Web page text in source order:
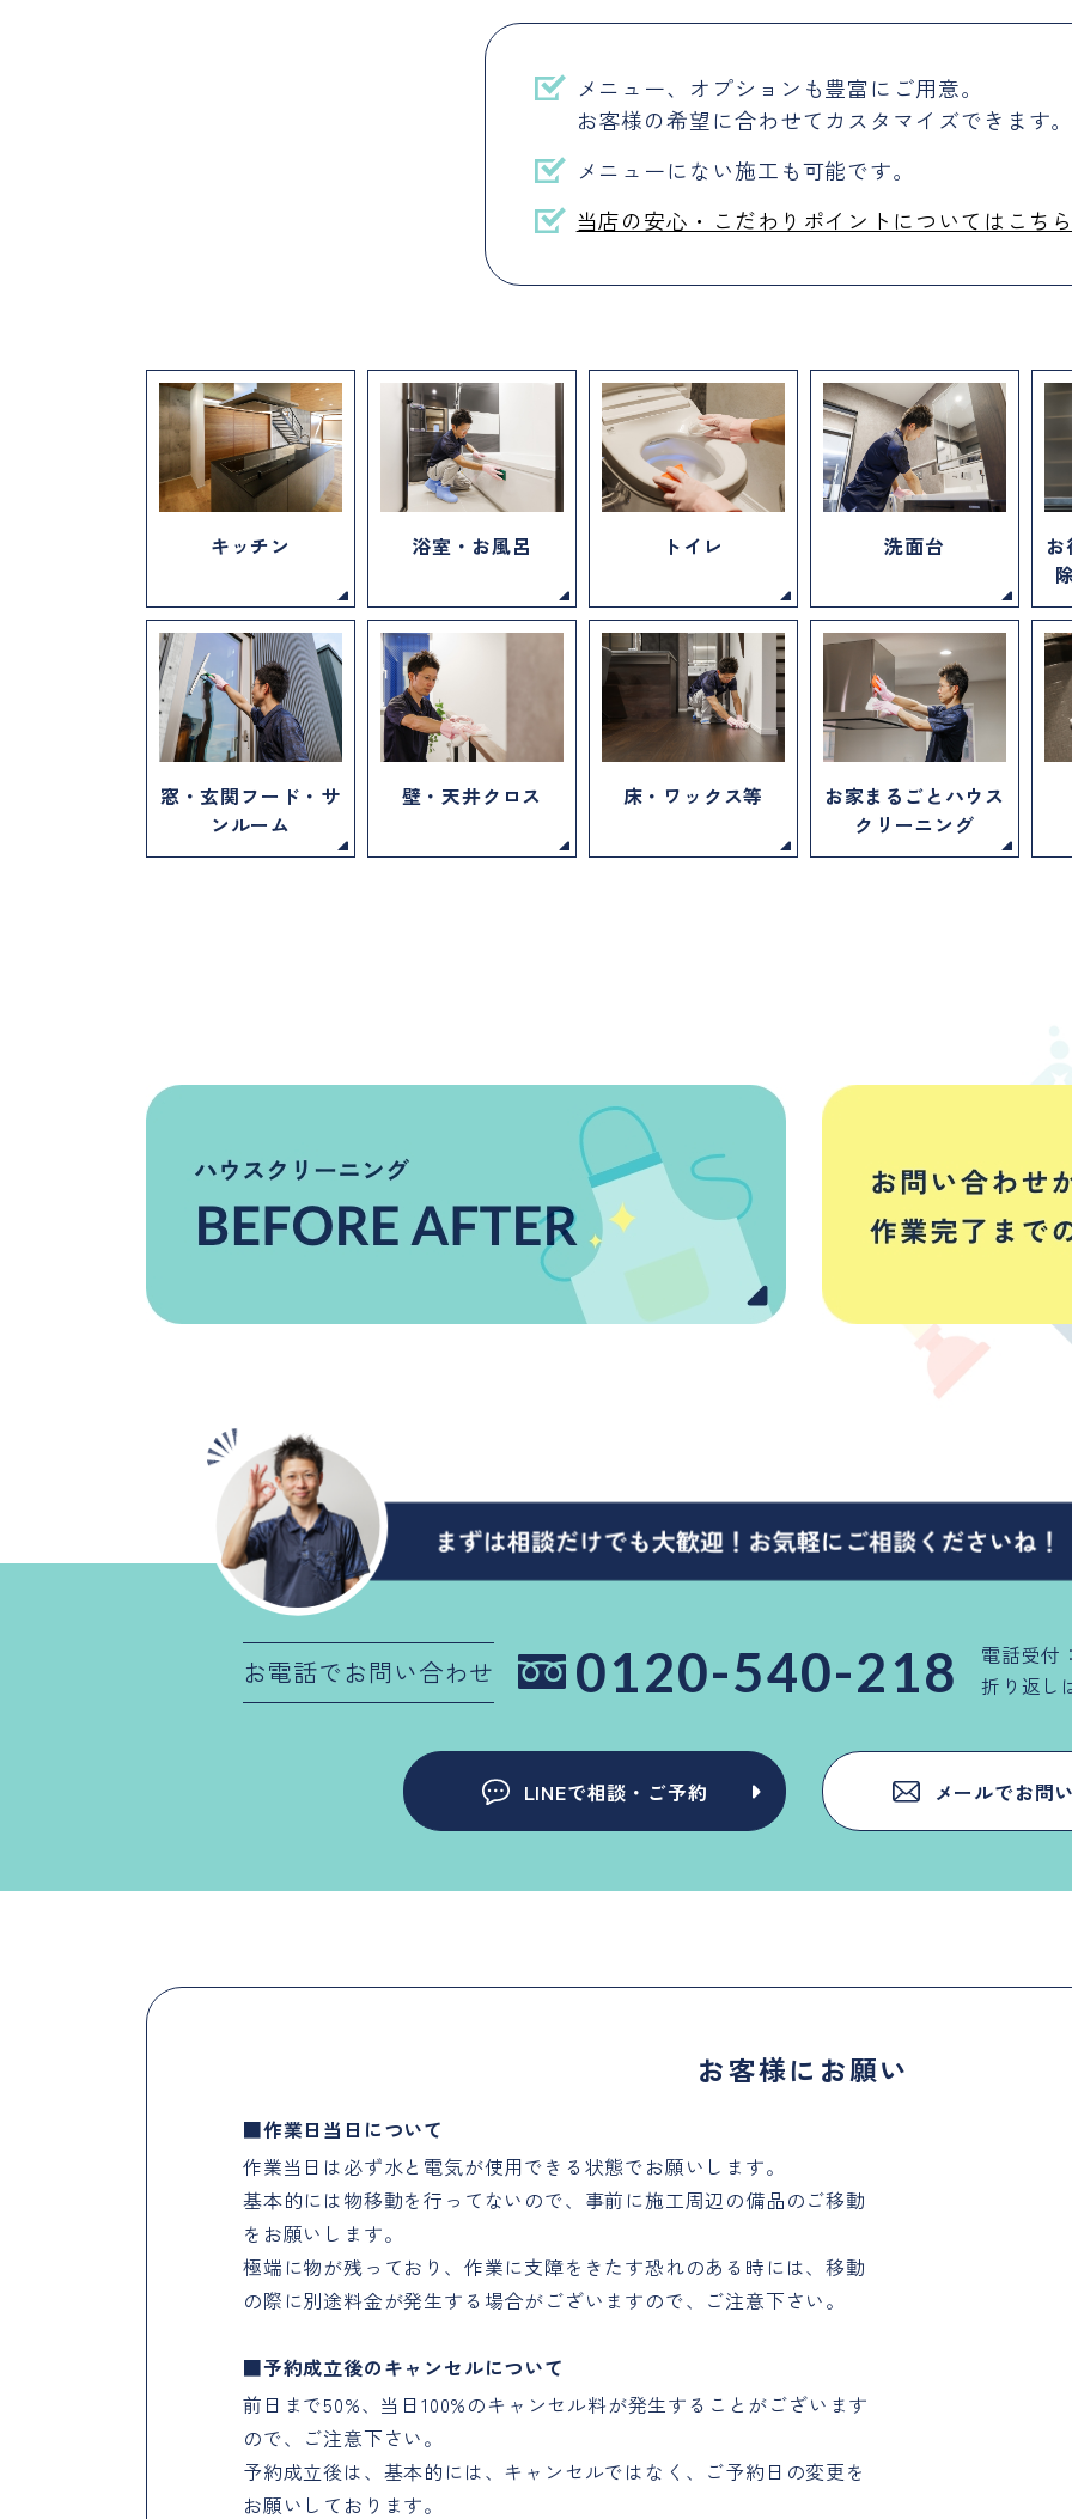
メニュー、オプションも豊富にご用意。
お客様の希望に合わせてカスタマイズできます
メニューにない施工も可能です。
当店の安心・こだわりポイントについてはこち
キッチン 浴室・お風呂 トイレ 洗面台
お
窓・玄関フード・サ
ンルーム
壁・天井クロス 床・ワックス等
お家まるごとハウス
クリーニング
お電話でお問い合わせ 0120-540-218
電話受付
折り返し
LINEで相談・ご予約 メールでお問
お客様にお願い
作業日当日について
作業当日は必ず水と電気が使用できる状態でお願いします。
基本的には物移動を行ってないので、事前に施工周辺の備品のご移動
をお願いします。
極端に物が残っており、作業に支障をきたす恐れのある時には、移動
の際に別途料金が発生する場合がございますので、ご注意下さい。
予約成立後のキャンセルについて
前日まで50%、当日100%のキャンセル料が発生することがございます
ので、ご注意下さい。
予約成立後は、基本的には、キャンセルではなく、ご予約日の変更を
お願いしております。